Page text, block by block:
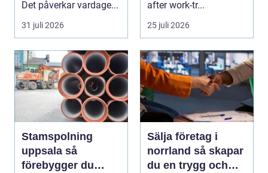
Det påverkar vardage...
31 juli 2026
after work-tr...
25 juli 2026
Stamspolning
uppsala så
förebygger du
Sälja företag i
norrland så skapar
du en trygg och